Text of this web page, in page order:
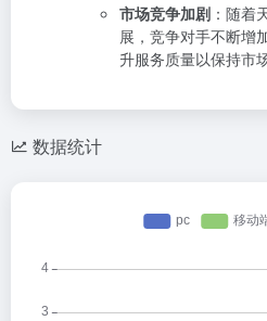
市场竞争加剧 ：随着
展，竞争对手不断增
升服务质量以保持市
数据统计